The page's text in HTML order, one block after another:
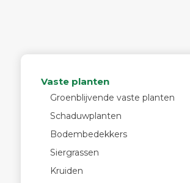
Vaste planten
Groenblijvende vaste planten
Schaduwplanten
Bodembedekkers
Siergrassen
Kruiden